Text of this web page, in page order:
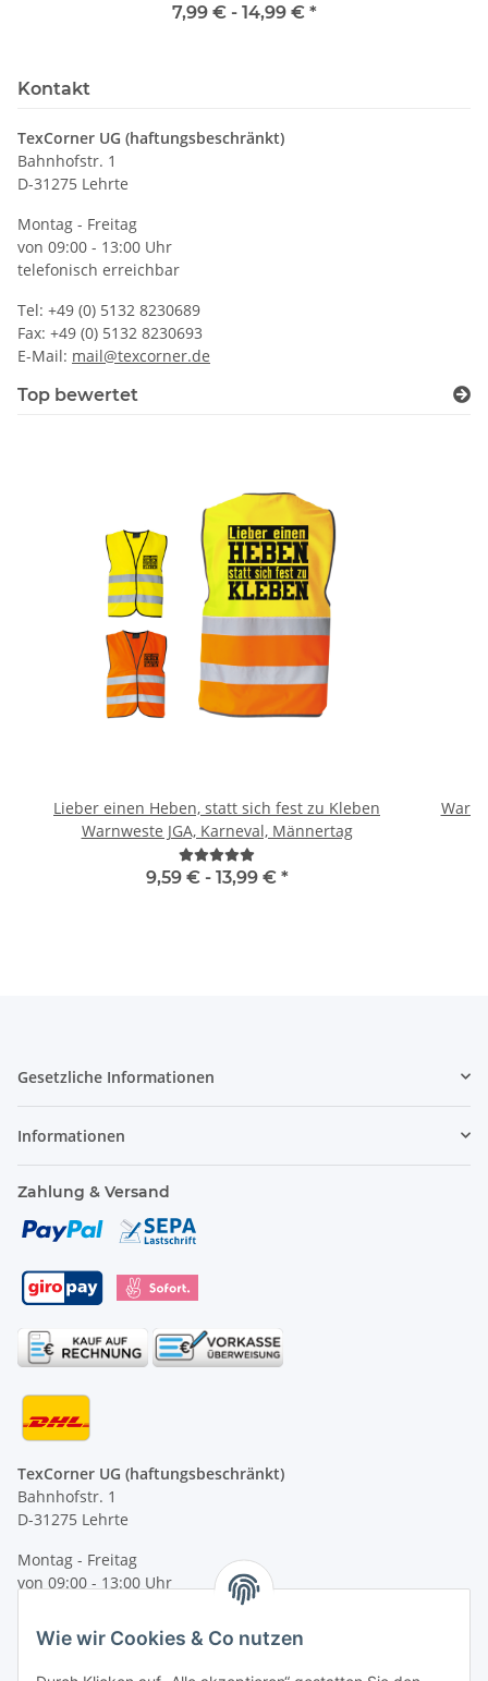
7,99 € - 14,99 € *
Kontakt
TexCorner UG (haftungsbeschränkt)
Bahnhofstr. 1
D-31275 Lehrte
Montag - Freitag
von 09:00 - 13:00 Uhr
telefonisch erreichbar
Tel: +49 (0) 5132 8230689
Fax: +49 (0) 5132 8230693
E-Mail: mail@texcorner.de
Top bewertet
Lieber einen Heben, statt sich fest zu Kleben
Warnweste JGA, Karneval, Männertag
9,59 € - 13,99 € *
Gesetzliche Informationen
Informationen
Zahlung & Versand
TexCorner UG (haftungsbeschränkt)
Bahnhofstr. 1
D-31275 Lehrte
Montag - Freitag
von 09:00 - 13:00 Uhr
Tel: +49 (0) 5132 8230689
Wie wir Cookies & Co nutzen